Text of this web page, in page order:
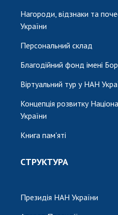
Нагороди, відзнаки та
України
Персональний склад
Благодійний фонд імені
Віртуальний тур у НАН
Концепція розвитку
України
Книга пам'яті
СТРУКТУРА
Президія НАН України